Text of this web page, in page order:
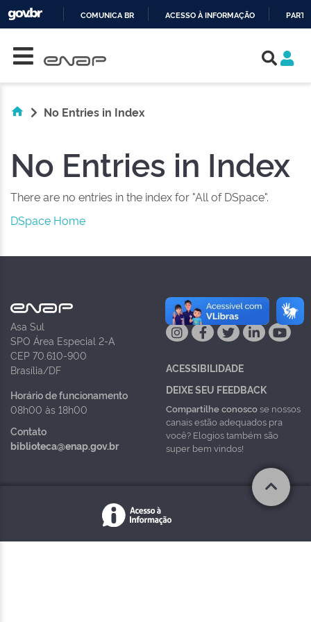
COMUNICA BR ACESSO À INFORMAÇÃO
No Entries in Index
No Entries in Index
There are no entries in the index for "All of DSpace".
DSpace Home
Asa Sul
SPO Área Especial 2-A
CEP 70.610-900
Brasília/DF
Horário de funcionamento
08h00 às 18h00
Contato
biblioteca@enap.gov.br
NAS REDES
ACESSIBILIDADE
DEIXE SEU FEEDBACK
Compartilhe conoscose nossos
canais estão adequados pra
você? Elogios também são
super bem vindos!